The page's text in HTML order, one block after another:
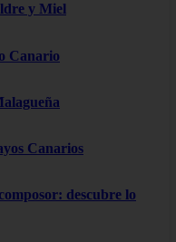
y Miel
Canario
Canarios
descubre lo